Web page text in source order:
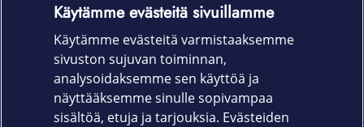
Paketin sisältö
Nothing Headphones × 1 - Pehmeä kotelo ×
1 - USB-C-kaapeli × 1 - Käyttöopas × 1 - Turva-
ja takuutiedot × 1 - 3,5 mm & 3,5 mm
audiokaapeli × 1
Käytämme evästeitä sivuillamme
Käytämme evästeitä varmistaaksemme
sivuston sujuvan toiminnan,
analysoidaksemme sen käyttöä ja
näyttääksemme sinulle sopivampaa
sisältöä, etuja ja tarjouksia. Evästeiden